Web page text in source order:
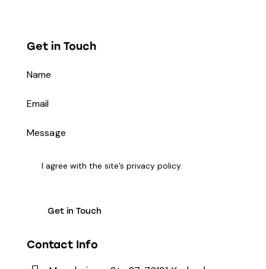
Get in Touch
I agree with the site’sprivacy policy.
Contact Info